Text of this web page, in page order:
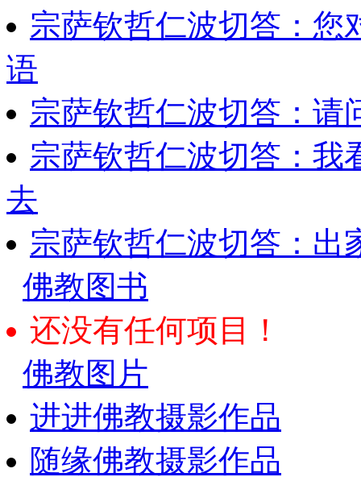
宗萨钦哲仁波切答：您
语
宗萨钦哲仁波切答：请
宗萨钦哲仁波切答：我
去
宗萨钦哲仁波切答：出
佛教图书
还没有任何项目！
佛教图片
进进佛教摄影作品
随缘佛教摄影作品